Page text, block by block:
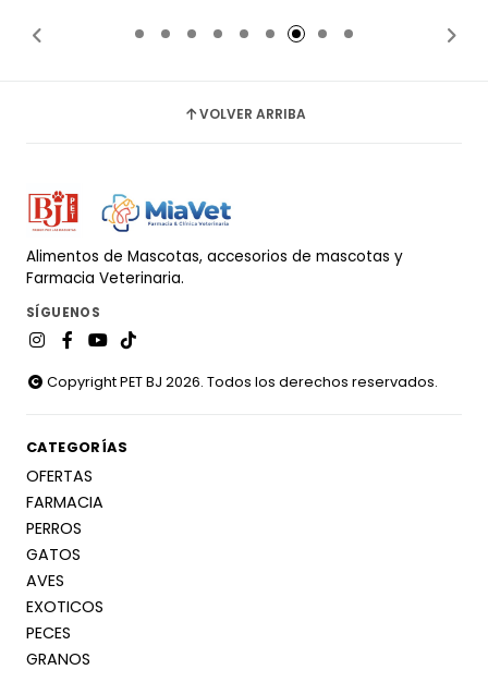
VOLVER ARRIBA
Alimentos de Mascotas, accesorios de mascotas y
Farmacia Veterinaria.
SÍGUENOS
Copyright PET BJ 2026. Todos los derechos reservados.
CATEGORÍAS
OFERTAS
FARMACIA
PERROS
GATOS
AVES
EXOTICOS
PECES
GRANOS